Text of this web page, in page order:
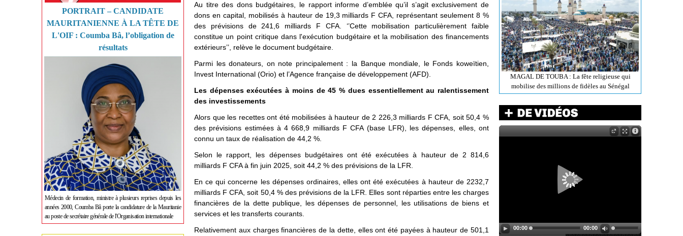
PORTRAIT – CANDIDATE
MAURITANIENNE À LA TÊTE DE
L'OIF : Coumba Bâ, l’obligation de
résultats
Médecin de formation, ministre à plusieurs reprises depuis les
années 2000, Coumba Bâ porte la candidature de la Mauritanie
au poste de secrétaire générale de l'Organisation internationale
Au titre des dons budgétaires, le rapport informe d’emblée qu’il s’agit exclusivement de
dons en capital, mobilisés à hauteur de 19,3 milliards F CFA, représentant seulement 8 %
des prévisions de 241,6 milliards F CFA. ‘’Cette mobilisation particulièrement faible
constitue un point critique dans l'exécution budgétaire et la mobilisation des financements
extérieurs’’, relève le document budgétaire.
Parmi les donateurs, on note principalement : la Banque mondiale, le Fonds koweïtien,
Invest International (Orio) et l’Agence française de développement (AFD).
Les dépenses exécutées à moins de 45 % dues essentiellement au ralentissement
des investissements
Alors que les recettes ont été mobilisées à hauteur de 2 226,3 milliards F CFA, soit 50,4 %
des prévisions estimées à 4 668,9 milliards F CFA (base LFR), les dépenses, elles, ont
connu un taux de réalisation de 44,2 %.
Selon le rapport, les dépenses budgétaires ont été exécutées à hauteur de 2 814,6
milliards F CFA à fin juin 2025, soit 44,2 % des prévisions de la LFR.
En ce qui concerne les dépenses ordinaires, elles ont été exécutées à hauteur de 2232,7
milliards F CFA, soit 50,4 % des prévisions de la LFR. Elles sont réparties entre les charges
financières de la dette publique, les dépenses de personnel, les utilisations de biens et
services et les transferts courants.
Relativement aux charges financières de la dette, elles ont été payées à hauteur de 501,1
MAGAL DE TOUBA : La fête religieuse qui
mobilise des millions de fidèles au Sénégal
00:00 00:00